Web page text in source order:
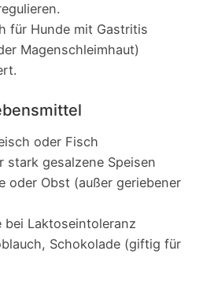
für Hunde mit Gastritis
Magenschleimhaut)
oder Fisch
stark gesalzene Speisen
oder Obst (außer geriebener
bei Laktoseintoleranz
Schokolade (giftig für